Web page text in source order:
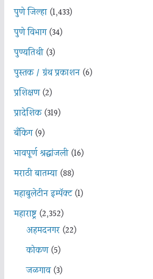
पुणे जिल्हा(1,433)
पुणे विभाग(34)
पुण्यतिथी(3)
पुस्तक / ग्रंथ प्रकाशन(6)
प्रशिक्षण(2)
प्रादेशिक(319)
बँकिंग(9)
भावपूर्ण श्रद्धांजली(16)
मराठी बातम्या(88)
महाबुलेटीन इम्पॅक्ट(1)
महाराष्ट्र(2,352)
अहमदनगर(22)
कोकण(5)
जळगाव(3)